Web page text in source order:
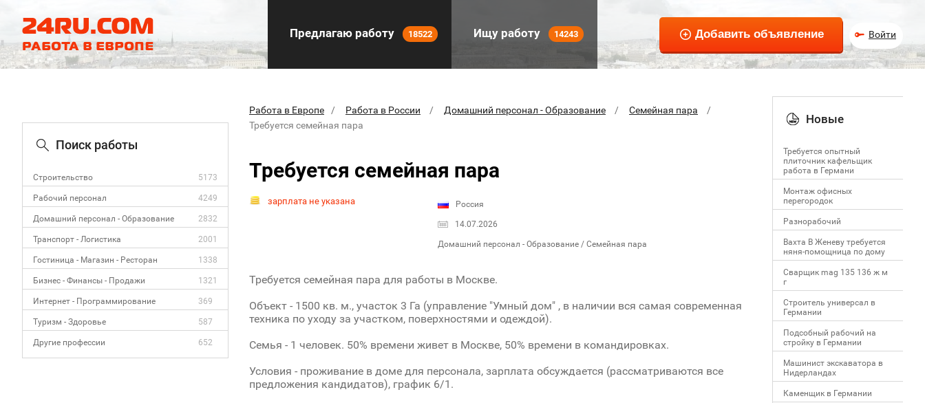
Предлагаю работу 18522 Ищу работу 14243 Войти
Поиск работы
Строительство 5173
Рабочий персонал 4249
Домашний персонал - Образование 2832
Транспорт - Логистика 2001
Гостиница - Магазин - Ресторан 1338
Бизнес - Финансы - Продажи 1321
Интернет - Программирование 369
Туризм - Здоровье 587
Другие профессии 652
Работа в Европе Работа в России Домашний персонал - Образование
Семейная пара
Требуется семейная пара
Требуется семейная пара
зарплата не указана Россия
14.07.2026
Домашний персонал - Образование / Семейная пара
Требуется семейная пара для работы в Москве.
Объект - 1500 кв. м., участок 3 Га (управление "Умный дом" , в наличии вся самая современная
техника по уходу за участком, поверхностями и одеждой).
Семья - 1 человек. 50% времени живет в Москве, 50% времени в командировках.
Условия - проживание в доме для персонала, зарплата обсуждается (рассматриваются все
предложения кандидатов), график 6/1.
Новые
Требуется опытный
плиточник кафельщик
работa в Германи
Mонтаж офисных
перегородок
Разнорабочий
Вахта В Женеву требуется
няня-помощница по дому
Сварщик mag 135 136 ж м
г
Строитель универсал в
Германии
Подсобный рабочий на
стройку в Германии
Машинист экскаватора в
Нидерландах
Каменщик в Германии